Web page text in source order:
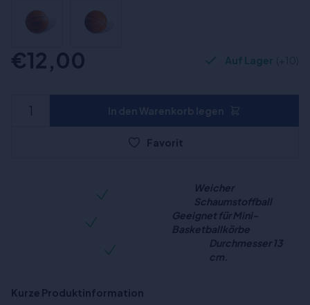
€12,00 Auf Lager
Favorit
Weicher
Schaumstoffball
Geeignet für Mini-
Basketballkörbe
Durchmesser 13
cm.
Kurze Produktinformation